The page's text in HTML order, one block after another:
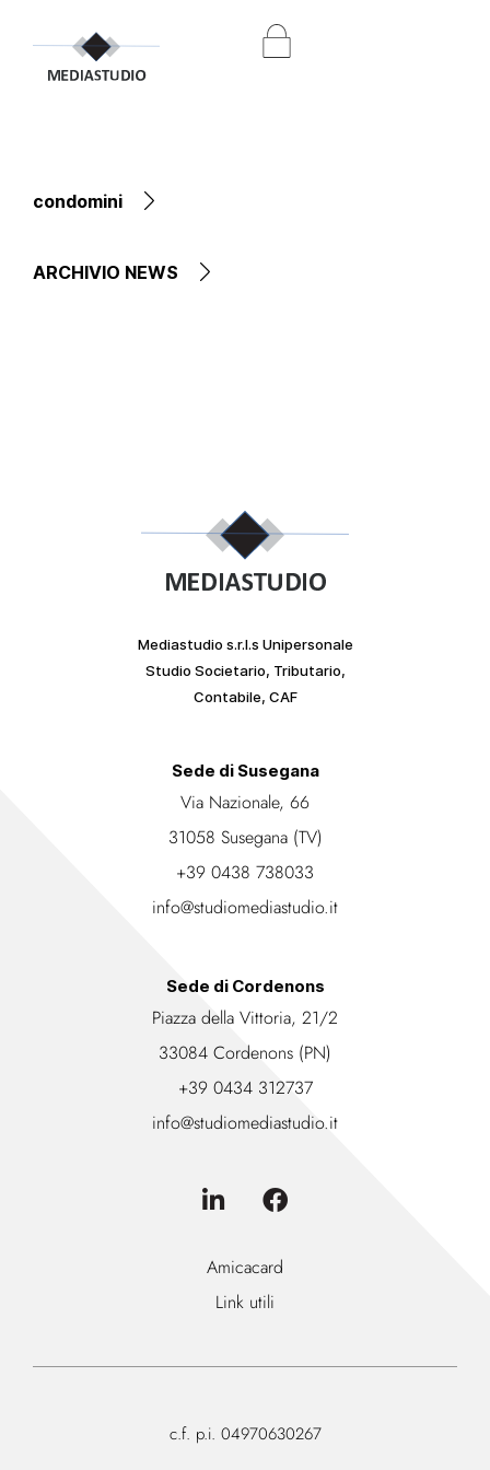
condomini
ARCHIVIO NEWS
Mediastudio s.r.l.s Unipersonale
Studio Societario, Tributario,
Contabile, CAF
Sede di Susegana
Via Nazionale, 66
31058 Susegana (TV)
+39 0438 738033
info@studiomediastudio.it
Sede di Cordenons
Piazza della Vittoria, 21/2
33084 Cordenons (PN)
+39 0434 312737
info@studiomediastudio.it
Amicacard
Link utili
c.f. p.i. 04970630267